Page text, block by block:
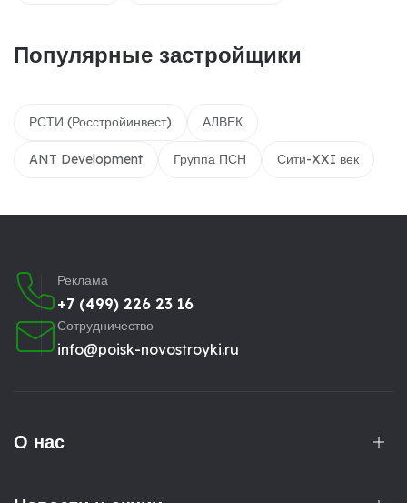
Популярные застройщики
РСТИ (Росстройинвест) АЛВЕК
ANT Development Группа ПСН Сити-XXI век
Реклама
+7 (499) 226 23 16
Сотрудничество
info@poisk-novostroyki.ru
О нас